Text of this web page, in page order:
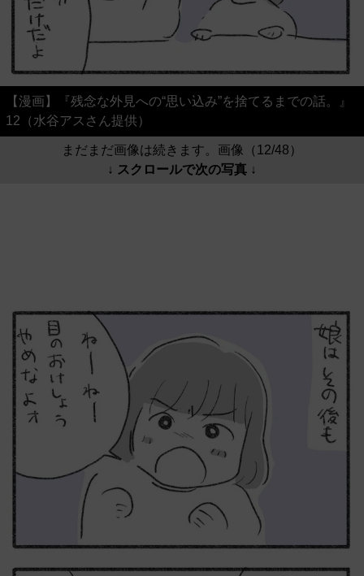
【漫画】『残念な外見への“思い込み”を捨てるまでの話。』
12（水谷アスさん提供）
まだまだ画像は続きます。画像（12/48）
↓ スクロールで次の写真 ↓